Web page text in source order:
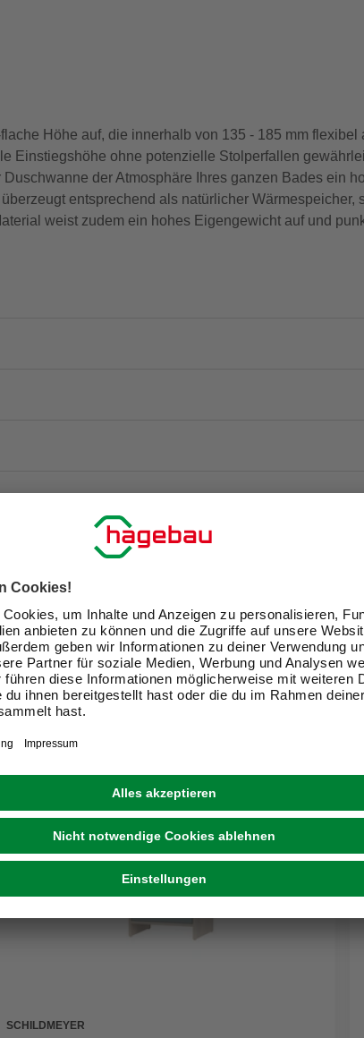
Höhe auf, die innerhalb von 135 - 185 mm flexibel
Einstiegshöhe ohne potenzielle Stolperfallen
der Atmosphäre Ihres ganzen Bades ein
entsprechend als natürlicher Wärmespeicher,
weist zudem ein hohes Eigengewicht auf und
SCHILDMEYER